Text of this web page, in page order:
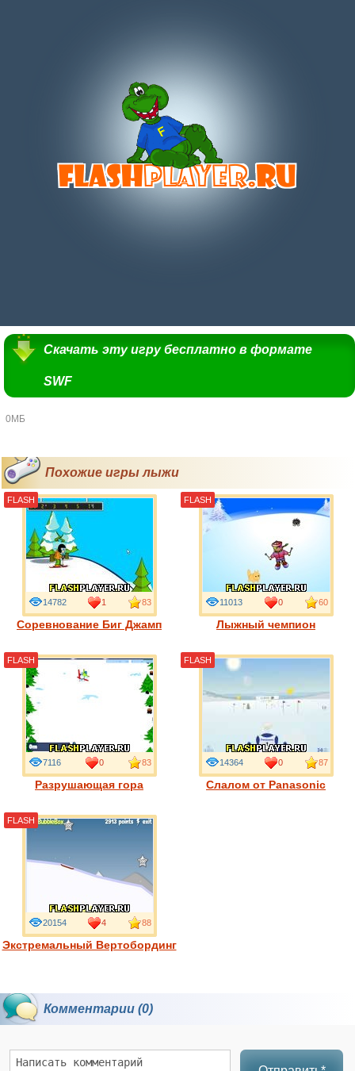
Скачать эту игру бесплатно в формате
SWF
0МБ
Похожие игры лыжи
Соревнование Биг Джамп
14782 1 83
FLASH
Лыжный чемпион
11013 0 60
FLASH
Разрушающая гора
7116 0 83
FLASH
Слалом от Panasonic
14364 0 87
FLASH
Экстремальный Вертобординг
20154 4 88
FLASH
Комментарии (0)